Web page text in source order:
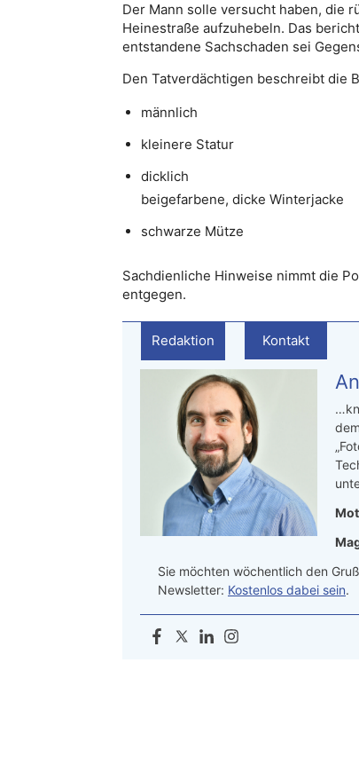
Der Mann solle versucht haben, die
Heinestraße aufzuhebeln. Das
entstandene Sachschaden sei
Den Tatverdächtigen beschreibt die
männlich
kleinere Statur
dicklich
beigefarbene, dicke Winterjacke
schwarze Mütze
Sachdienliche Hinweise nimmt die
entgegen.
Redaktion Kontakt
Sie möchten wöchentlich den
Newsletter: Kostenlos dabei sein.